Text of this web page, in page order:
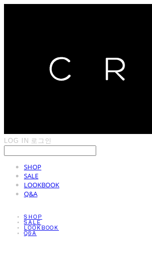
LOG IN 로그인
SHOP
SALE
LOOKBOOK
Q&A
SHOP
SALE
LOOKBOOK
Q&A